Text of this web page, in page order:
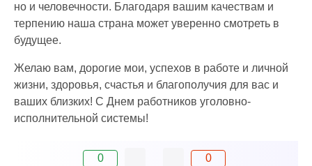
но и человечности. Благодаря вашим качествам и
терпению наша страна может уверенно смотреть в
будущее.
Желаю вам, дорогие мои, успехов в работе и личной
жизни, здоровья, счастья и благополучия для вас и
ваших близких! С Днем работников уголовно-
исполнительной системы!
0 0